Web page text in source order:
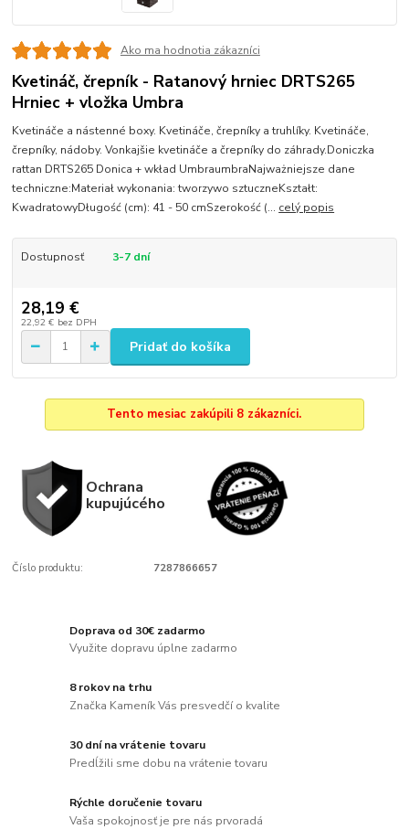
Ako ma hodnotia zákazníci
Kvetináč, črepník - Ratanový hrniec DRTS265
Hrniec + vložka Umbra
Kvetináče a nástenné boxy. Kvetináče, črepníky a truhlíky. Kvetináče,
črepníky, nádoby. Vonkajšie kvetináče a črepníky do záhrady.Doniczka
rattan DRTS265 Donica + wkład UmbraumbraNajważniejsze dane
techniczne:Materiał wykonania: tworzywo sztuczneKształt:
KwadratowyDługość (cm): 41 - 50 cmSzerokość (... celý popis
Dostupnosť 3-7 dní
28,19 €
22,92 € bez DPH
Pridať do košíka
Tento mesiac zakúpili 8 zákazníci.
Ochrana
kupujúcého
Číslo produktu: 7287866657
Doprava od 30€ zadarmo
Využite dopravu úplne zadarmo
8 rokov na trhu
Značka Kameník Vás presvedčí o kvalite
30 dní na vrátenie tovaru
Predĺžili sme dobu na vrátenie tovaru
Rýchle doručenie tovaru
Vaša spokojnosť je pre nás prvoradá